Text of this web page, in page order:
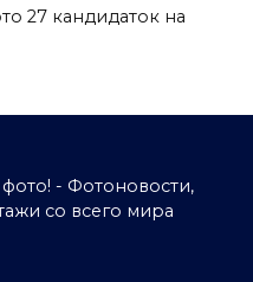
27 кандидаток на
- Фотоновости,
со всего мира